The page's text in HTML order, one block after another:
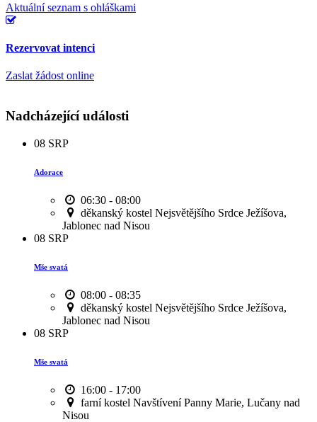
Aktuální seznam s ohláškami
Rezervovat intenci
Zaslat žádost online
Nadcházející události
08 SRP
Adorace
06:30 - 08:00
děkanský kostel Nejsvětějšího Srdce Ježíšova,
Jablonec nad Nisou
08 SRP
Mše svatá
08:00 - 08:35
děkanský kostel Nejsvětějšího Srdce Ježíšova,
Jablonec nad Nisou
08 SRP
Mše svatá
16:00 - 17:00
farní kostel Navštívení Panny Marie, Lučany nad
Nisou